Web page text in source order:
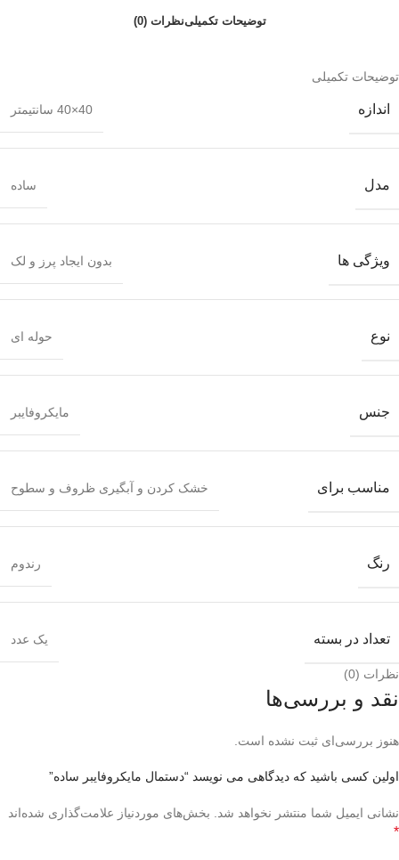
توضیحات تکمیلینظرات (0)
توضیحات تکمیلی
اندازه 40×40 سانتیمتر
مدل ساده
ویژگی ها بدون ایجاد پرز و لک
نوع حوله ای
جنس مایکروفایبر
مناسب برای خشک کردن و آبگیری ظروف و سطوح
رنگ رندوم
تعداد در بسته یک عدد
نظرات (0)
نقد و بررسی‌ها
هنوز بررسی‌ای ثبت نشده است.
اولین کسی باشید که دیدگاهی می نویسد “دستمال مایکروفایبر ساده”
نشانی ایمیل شما منتشر نخواهد شد. بخش‌های موردنیاز علامت‌گذاری شده‌اند
*